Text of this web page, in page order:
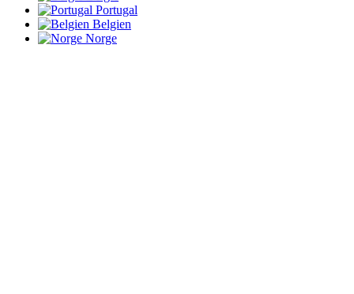
Portugal
Belgien
Norge